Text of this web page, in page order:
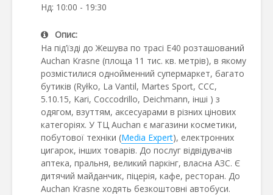
Нд: 10:00 - 19:30
Опис:
На під’їзді до Жешува по трасі E40 розташований
Auchan Krasne (площа 11 тис. кв. метрів), в якому
розмістилися однойменний супермаркет, багато
бутиків (Ryłko, La Vantil, Martes Sport, ССС,
5.10.15, Kari, Coccodrillo, Deichmann, інші ) з
одягом, взуттям, аксесуарами в різних цінових
категоріях. У ТЦ Auchan є магазини косметики,
побутової техніки (Media Expert), електронних
цигарок, інших товарів. До послуг відвідувачів
аптека, пральня, великий паркінг, власна АЗС. Є
дитячий майданчик, піцерія, кафе, ресторан. До
Auchan Krasne ходять безкоштовні автобуси.